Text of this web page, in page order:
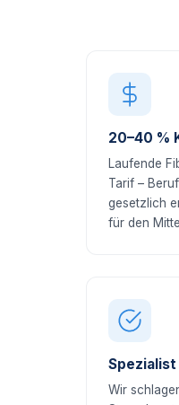
20–40 %
Laufende
Tarif –
gesetzlich
für den
Wir